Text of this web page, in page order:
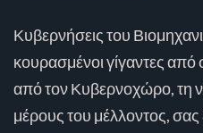
Κυβερνήσεις του
κουρασμένοι γίγαντες από
από τον Κυβερνοχώρο, τη
μέρους του μέλλοντος,